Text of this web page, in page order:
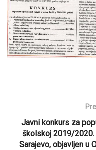
Javni konkurs za
školskoj 2019/2020.
Sarajevo, objavljen u